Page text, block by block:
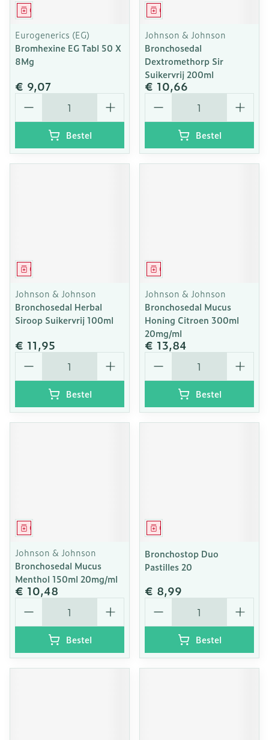
Geneesmiddel
Eurogenerics (EG)
Bromhexine EG Tabl 50 X
8Mg
€ 9,07
Aantal
Bestel
Geneesmiddel
Johnson & Johnson
Bronchosedal
Dextromethorp Sir
Suikervrij 200ml
€ 10,66
Aantal
Bestel
Geneesmiddel
Johnson & Johnson
Bronchosedal Herbal
Siroop Suikervrij 100ml
€ 11,95
Aantal
Bestel
Geneesmiddel
Johnson & Johnson
Bronchosedal Mucus
Honing Citroen 300ml
20mg/ml
€ 13,84
Aantal
Bestel
Geneesmiddel
Johnson & Johnson
Bronchosedal Mucus
Menthol 150ml 20mg/ml
€ 10,48
Aantal
Bestel
Geneesmiddel
Bronchostop Duo
Pastilles 20
€ 8,99
Aantal
Bestel